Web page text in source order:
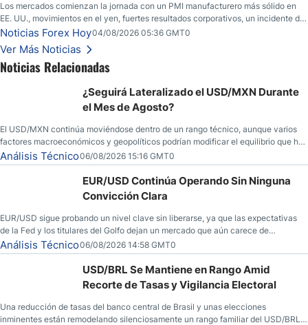
Los mercados comienzan la jornada con un PMI manufacturero más sólido en
EE. UU., movimientos en el yen, fuertes resultados corporativos, un incidente de
seguridad en Bitcoin y nuevas señales desde el mercado del petróleo.
Noticias Forex Hoy04/08/2026 05:36 GMT0
Ver Más Noticias
Noticias Relacionadas
¿Seguirá Lateralizado el USD/MXN Durante
el Mes de Agosto?
El USD/MXN continúa moviéndose dentro de un rango técnico, aunque varios
factores macroeconómicos y geopolíticos podrían modificar el equilibrio que ha
dominado al mercado en las últimas semanas.
Análisis Técnico06/08/2026 15:16 GMT0
EUR/USD Continúa Operando Sin Ninguna
Convicción Clara
EUR/USD sigue probando un nivel clave sin liberarse, ya que las expectativas
de la Fed y los titulares del Golfo dejan un mercado que aún carece de
convicción real.
Análisis Técnico06/08/2026 14:58 GMT0
USD/BRL Se Mantiene en Rango Amid
Recorte de Tasas y Vigilancia Electoral
Una reducción de tasas del banco central de Brasil y unas elecciones
inminentes están remodelando silenciosamente un rango familiar del USD/BRL.